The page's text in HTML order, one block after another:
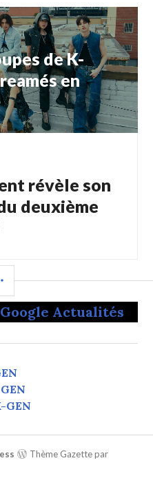
de K-
en
révèle son
deuxième
LATÉRALE
Actualités
GEN
Thème Gazette par